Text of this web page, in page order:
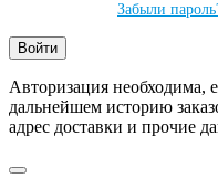
Забыли
Авторизация необходима,
дальнейшем историю
адрес доставки и прочие